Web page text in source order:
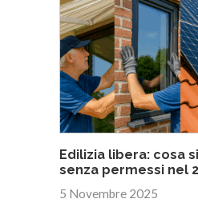
Edilizia libera: cosa
senza permessi nel
5 Novembre 2025